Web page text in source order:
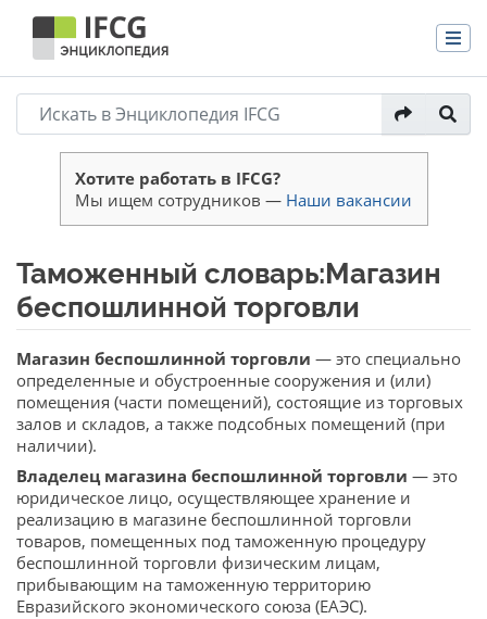
Хотите работать в IFCG?
Мы ищем сотрудников — Наши вакансии
Таможенный словарь:Магазин
беспошлинной торговли
Перейти к:навигация,поиск
Магазин беспошлинной торговли — это специально
определенные и обустроенные сооружения и (или)
помещения (части помещений), состоящие из торговых
залов и складов, а также подсобных помещений (при
наличии).
Владелец магазина беспошлинной торговли — это
юридическое лицо, осуществляющее хранение и
реализацию в магазине беспошлинной торговли
товаров, помещенных под таможенную процедуру
беспошлинной торговли физическим лицам,
прибывающим на таможенную территорию
Евразийского экономического союза (ЕАЭС).